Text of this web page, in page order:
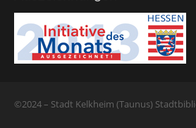
©2024 – Stadt Kelkheim (Taunus)